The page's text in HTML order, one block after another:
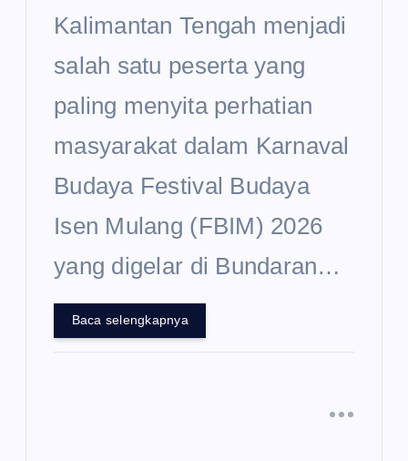
Kalimantan Tengah menjadi
salah satu peserta yang
paling menyita perhatian
masyarakat dalam Karnaval
Budaya Festival Budaya
Isen Mulang (FBIM) 2026
yang digelar di Bundaran…
Baca selengkapnya